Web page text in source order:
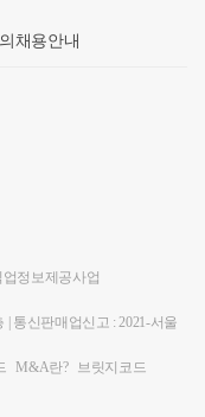
제5항에 있는
택은 정비사업
써먹을 수 있습
택에 대해 사업
여 1년 이상 통
2년 이내에 새
거주]​소득세법
주권을 소유한 경
택을 소유한 1세
체주택(C) 양도
주택 요건은 충족
상의 세금 상담
한 약 25억 이상
하커넥츠' 상담
상 답변 및 337만
한국경제필진- 서
- ㈜현대중공업
무법인 넥스트
발·재건축주택
세 요건(2년 이상
면 기존 보유주
취득한 상태에
주거용으로 취득한
을 모두 충족하
채용안내
업정보제공사업
| 통신판매업신고 : 2021-서울
M&A란? 브릿지코드